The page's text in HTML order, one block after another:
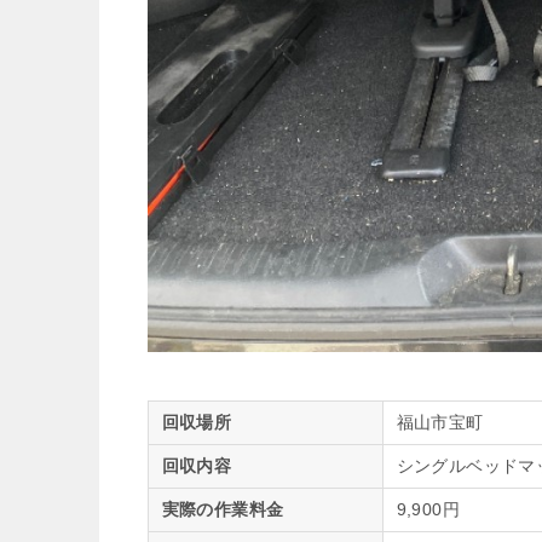
回収場所 福山市宝町
回収内容 シングルベッドマ
実際の作業料金 9,900円